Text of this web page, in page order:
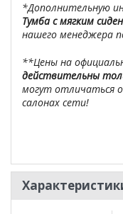
*Дополнительную
Тумба с мягким
нашего менеджера
**Цены на
действительны
могут отличаться
салонах сети!